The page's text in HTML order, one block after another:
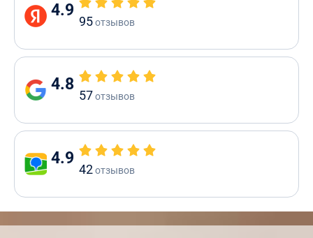
4.9
95отзывов
4.8
57отзывов
4.9
42отзывов